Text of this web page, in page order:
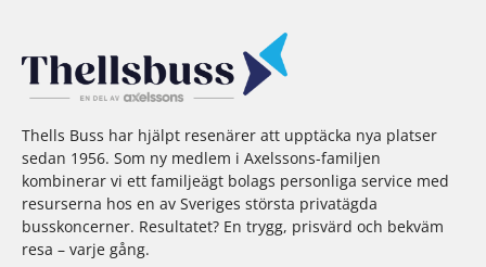
Thells Buss har hjälpt resenärer att upptäcka nya platser
sedan 1956. Som ny medlem i Axelssons-familjen
kombinerar vi ett familjeägt bolags personliga service med
resurserna hos en av Sveriges största privatägda
busskoncerner. Resultatet? En trygg, prisvärd och bekväm
resa – varje gång.